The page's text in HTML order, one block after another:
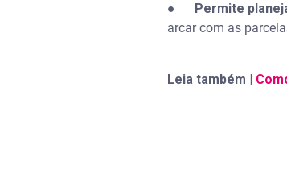
●
Permite
arcar com as
Leia também |